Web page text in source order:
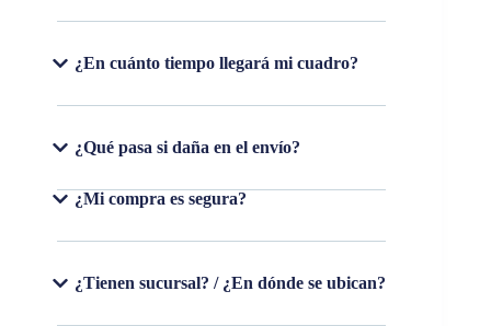
¿En cuánto tiempo llegará mi cuadro?
¿Qué pasa si daña en el envío?
¿Mi compra es segura?
¿Tienen sucursal? / ¿En dónde se ubican?